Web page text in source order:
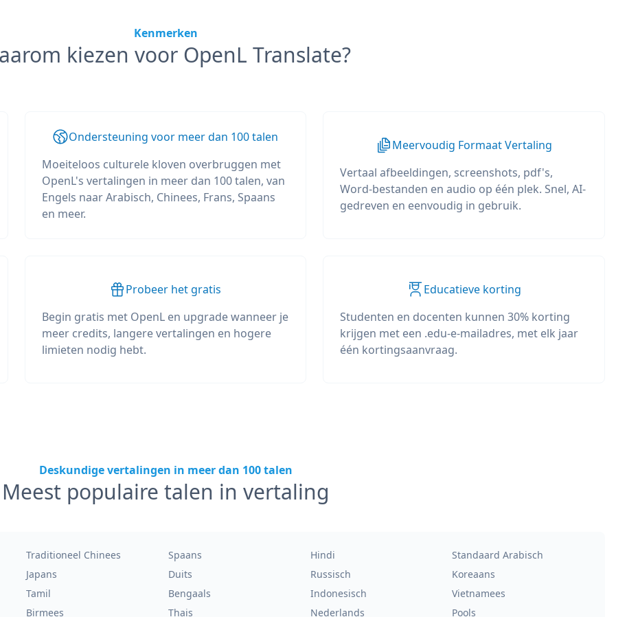
Kenmerken
kiezen voor OpenL Translate?
Ondersteuning voor meer dan 100 talen
Moeiteloos culturele kloven overbruggen met
OpenL's vertalingen in meer dan 100 talen, van
Engels naar Arabisch, Chinees, Frans, Spaans
en meer.
Meervoudig Formaat Vertaling
Vertaal afbeeldingen, screenshots, pdf's,
Word-bestanden en audio op één plek. Snel, AI-
gedreven en eenvoudig in gebruik.
Probeer het gratis
Begin gratis met OpenL en upgrade wanneer je
meer credits, langere vertalingen en hogere
limieten nodig hebt.
Educatieve korting
Studenten en docenten kunnen 30% korting
krijgen met een .edu-e-mailadres, met elk jaar
één kortingsaanvraag.
Deskundige vertalingen in meer dan 100 talen
Meest populaire talen in vertaling
Traditioneel Chinees Spaans Hindi
Standaard Arabisch
Japans Duits Russisch
Koreaans
Tamil Bengaals Indonesisch
Vietnamees
Birmees Thais Nederlands Pools